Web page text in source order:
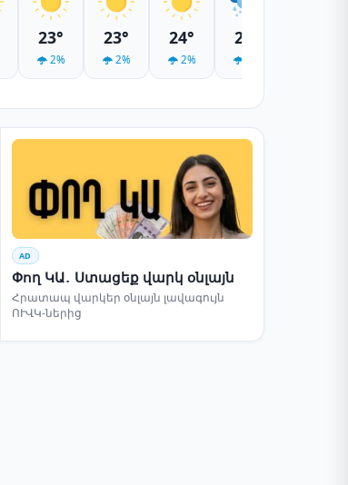
23°
2%
23°
2%
24°
2%
24°
AD
Փող ԿԱ․ Ստացեք վարկ օնլայն
Հրատապ վարկեր օնլայն լավագույն
ՈՒՎԿ-ներից